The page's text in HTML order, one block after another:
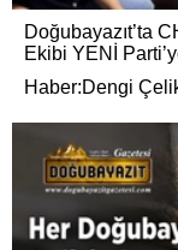
Doğubayazıt’ta
Ekibi YENİ
Haber:Dengi